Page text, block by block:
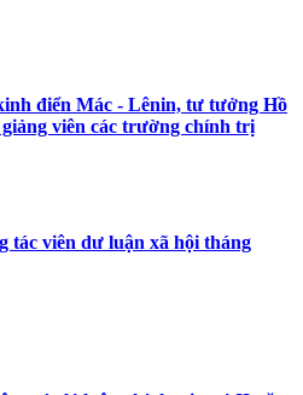
điển Mác - Lênin, tư tưởng Hồ
viên các trường chính trị
tác viên dư luận xã hội tháng